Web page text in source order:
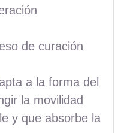
de curación
a la forma del
la movilidad
y que absorbe la